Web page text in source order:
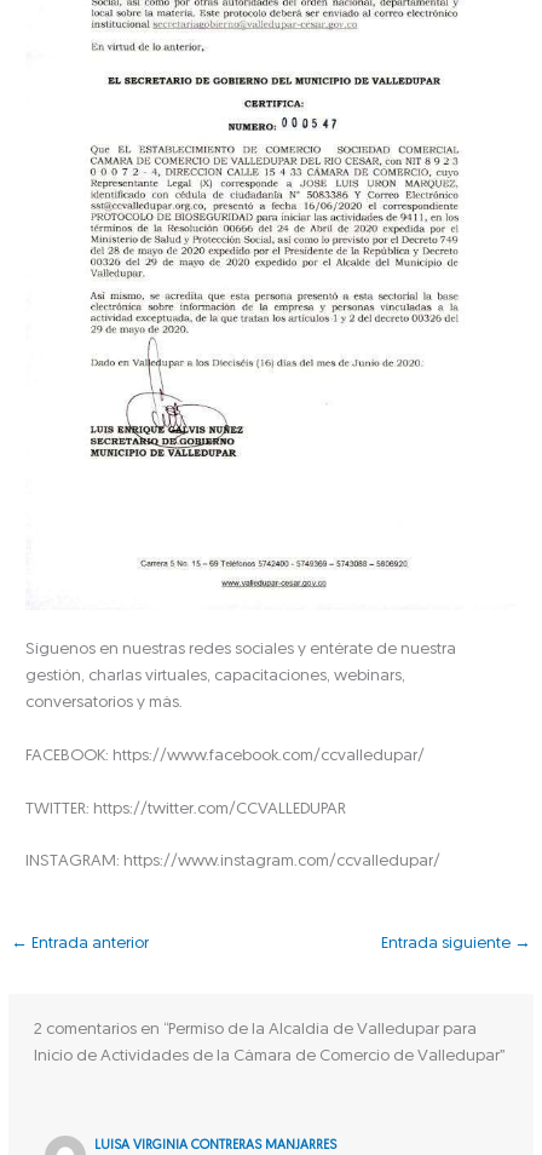
Síguenos en nuestras redes sociales y entérate de nuestra
gestión, charlas virtuales, capacitaciones, webinars,
conversatorios y más.
FACEBOOK: https://www.facebook.com/ccvalledupar/
TWITTER: https://twitter.com/CCVALLEDUPAR
INSTAGRAM: https://www.instagram.com/ccvalledupar/
← Entrada anterior Entrada siguiente →
2 comentarios en “Permiso de la Alcaldía de Valledupar para
Inicio de Actividades de la Cámara de Comercio de Valledupar”
LUISA VIRGINIA CONTRERAS MANJARRES